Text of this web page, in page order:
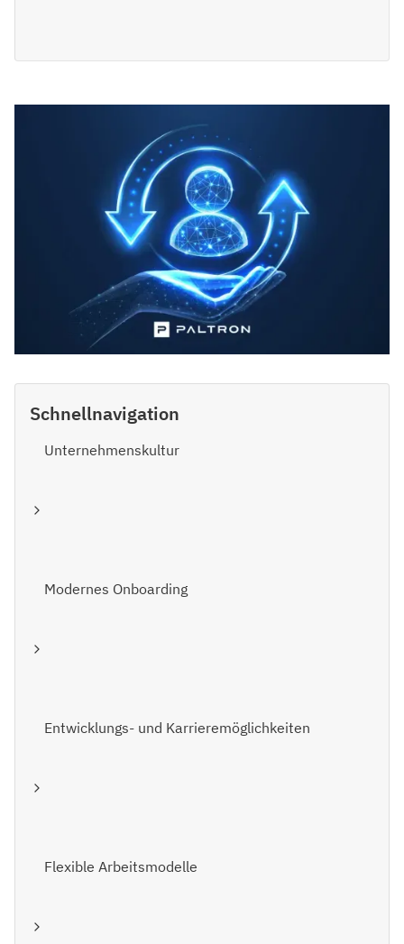
Schnellnavigation
Unternehmenskultur
Modernes Onboarding
Entwicklungs- und Karrieremöglichkeiten
Flexible Arbeitsmodelle